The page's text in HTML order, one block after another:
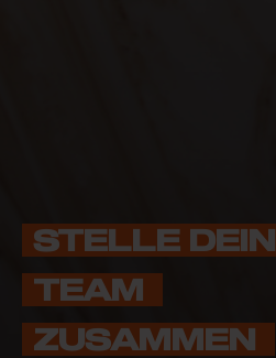
STELLE DEIN
TEAM
ZUSAMMEN